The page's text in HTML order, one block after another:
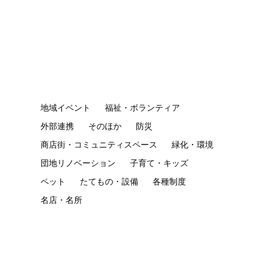
地域イベント
福祉・ボランティア
外部連携
そのほか
防災
商店街・コミュニティスペース
緑化・環境
団地リノベーション
子育て・キッズ
ペット
たてもの・設備
各種制度
名店・名所